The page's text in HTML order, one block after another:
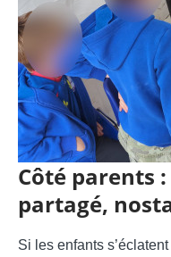
Côté parents
partagé,
Si les enfants